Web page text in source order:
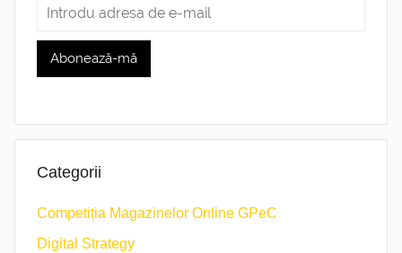
Categorii
Competiția Magazinelor Online GPeC
Digital Strategy